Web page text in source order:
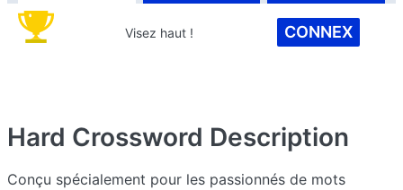
Visez haut ! CONNEX
Hard Crossword Description
Conçu spécialement pour les passionnés de mots